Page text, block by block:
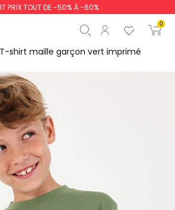
PRIX TOUT DE -50% À -60%
0
T-shirt maille garçon vert imprimé